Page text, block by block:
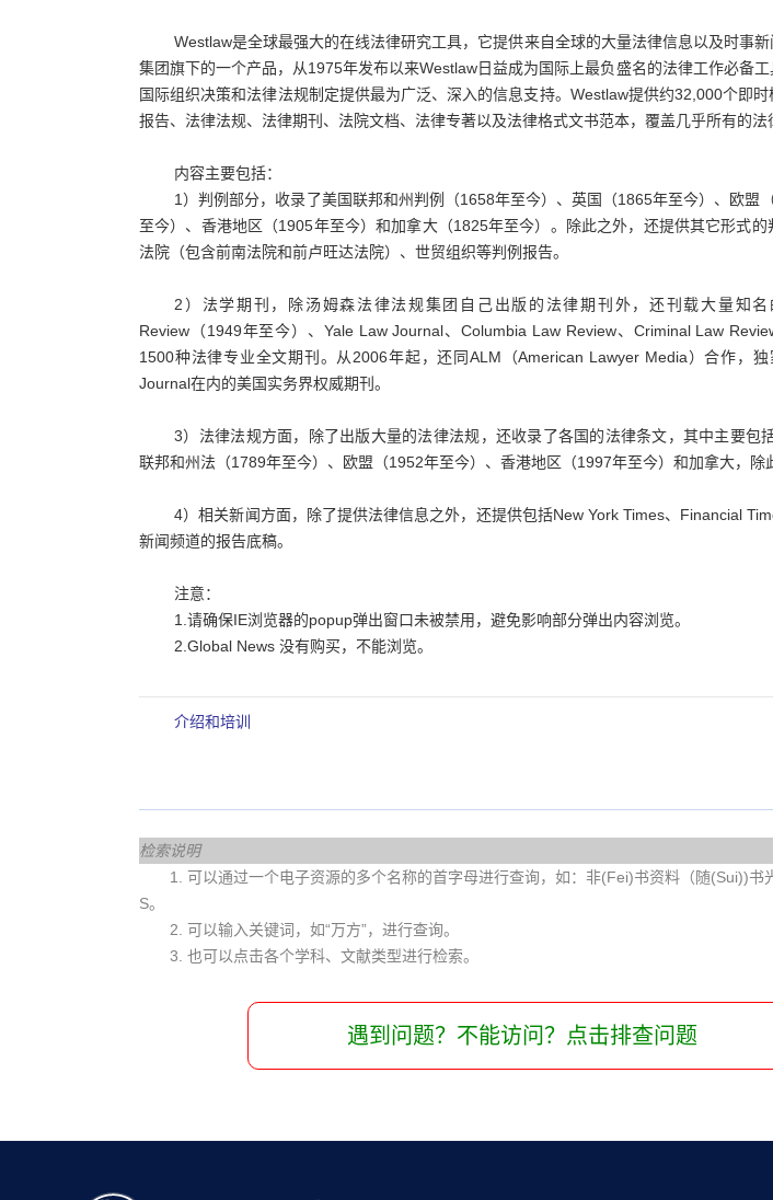
Westlaw是全球最强大的在线法律研究工具，它提供来自全球的大量法律信息以及时事
集团旗下的一个产品，从1975年发布以来Westlaw日益成为国际上最负盛名的法律工作必备工
国际组织决策和法律法规制定提供最为广泛、深入的信息支持。Westlaw提供约32,000个即
报告、法律法规、法律期刊、法院文档、法律专著以及法律格式文书范本，覆盖几乎所有的法
内容主要包括：
1）判例部分，收录了美国联邦和州判例（1658年至今）、英国（1865年至今）、欧盟
至今）、香港地区（1905年至今）和加拿大（1825年至今）。除此之外，还提供其它形式
法院（包含前南法院和前卢旺达法院）、世贸组织等判例报告。
2）法学期刊，除汤姆森法律法规集团自己出版的法律期刊外，还刊载大量知
Review（1949年至今）、Yale Law Journal、Columbia Law Review、Criminal Law
1500种法律专业全文期刊。从2006年起，还同ALM（American Lawyer Media）合作，
Journal在内的美国实务界权威期刊。
3）法律法规方面，除了出版大量的法律法规，还收录了各国的法律条文，其中主要包
联邦和州法（1789年至今）、欧盟（1952年至今）、香港地区（1997年至今）和加拿大，除
4）相关新闻方面，除了提供法律信息之外，还提供包括New York Times、Financial
新闻频道的报告底稿。
注意：
1.请确保IE浏览器的popup弹出窗口未被禁用，避免影响部分弹出内容浏览。
2.Global News 没有购买，不能浏览。
介绍和培训
检索说明
1. 可以通过一个电子资源的多个名称的首字母进行查询，如：非(Fei)书资料（随(Sui))
S。
2. 可以输入关键词，如“万方”，进行查询。
3. 也可以点击各个学科、文献类型进行检索。
遇到问题？不能访问？点击排查问题